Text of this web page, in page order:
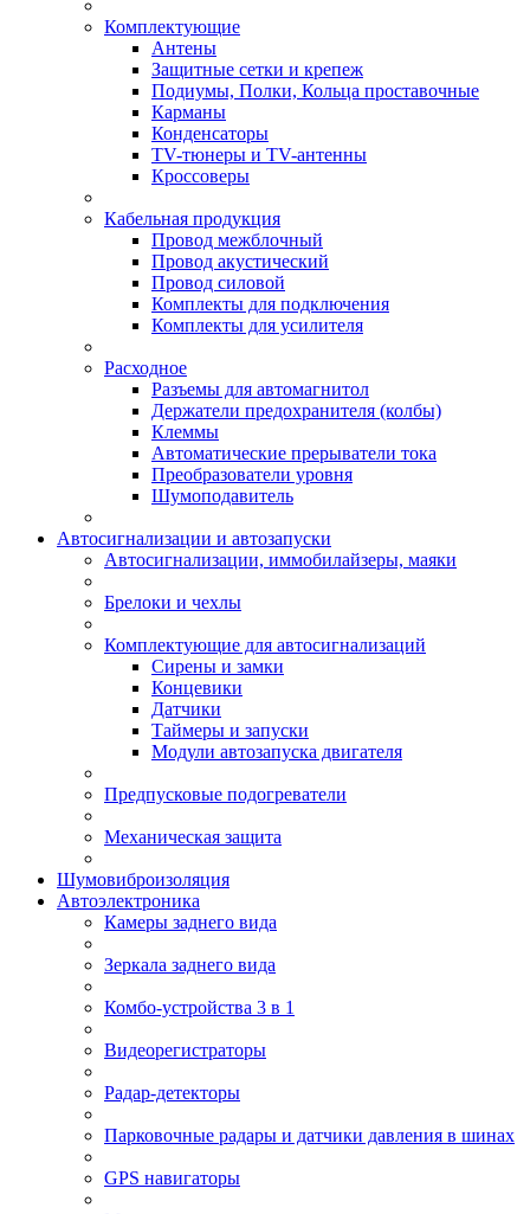
Комплектующие
Антены
Защитные сетки и крепеж
Подиумы, Полки, Кольца проставочные
Карманы
Конденсаторы
TV-тюнеры и TV-антенны
Кроссоверы
Кабельная продукция
Провод межблочный
Провод акустический
Провод силовой
Комплекты для подключения
Комплекты для усилителя
Расходное
Разъемы для автомагнитол
Держатели предохранителя (колбы)
Клеммы
Автоматические прерыватели тока
Преобразователи уровня
Шумоподавитель
Автосигнализации и автозапуски
Автосигнализации, иммобилайзеры, маяки
Брелоки и чехлы
Комплектующие для автосигнализаций
Сирены и замки
Концевики
Датчики
Таймеры и запуски
Модули автозапуска двигателя
Предпусковые подогреватели
Механическая защита
Шумовиброизоляция
Автоэлектроника
Камеры заднего вида
Зеркала заднего вида
Комбо-устройства 3 в 1
Видеорегистраторы
Радар-детекторы
Парковочные радары и датчики давления в шинах
GPS навигаторы